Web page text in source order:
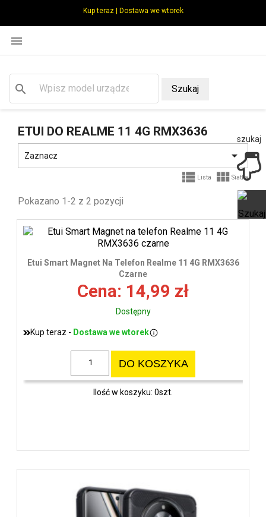
Kup teraz | Dostawa we wtorek

search Szukaj
ETUI DO REALME 11 4G RMX3636
Zaznacz 
 Lista  Siatka
Pokazano 1-2 z 2 pozycji
Etui Smart Magnet Na Telefon Realme 11 4G RMX3636
Czarne
Cena: 14,99 zł
Dostępny
Kup teraz - Dostawa we wtorek
DO KOSZYKA
Ilość w koszyku: 0szt.
szukaj